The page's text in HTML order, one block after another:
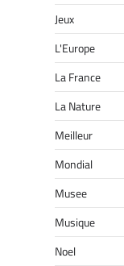
Jeux
L'Europe
La France
La Nature
Meilleur
Mondial
Musee
Musique
Noel